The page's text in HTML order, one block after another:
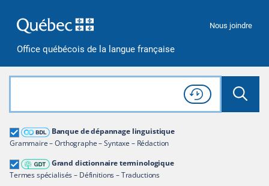
Office québécois de la langue française
Nous joindre
Rechercher dans tout le site
Lancer
Consulter l'
Historique
de recherche
Banque de dépannage linguistique
Grammaire – Orthographe – Syntaxe – Rédaction
Grand dictionnaire terminologique
Termes spécialisés – Définitions – Traductions
Grand dictionnaire terminologique
Restreindre aux termes